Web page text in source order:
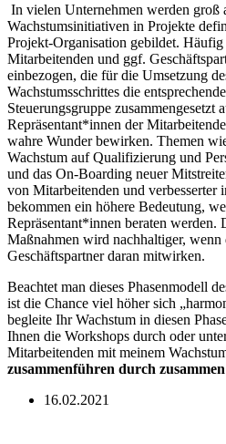
In vielen Unternehmen werden groß
Wachstumsinitiativen in Projekte
Projekt-Organisation gebildet.
Mitarbeitenden und ggf.
einbezogen, die für die Umsetzung
Wachstumsschrittes die
Steuerungsgruppe zusammengesetzt
Repräsentant*innen der
wahre Wunder bewirken. Themen
Wachstum auf Qualifizierung und
und das On-Boarding neuer
von Mitarbeitenden und verbesserter
bekommen ein höhere Bedeutung,
Repräsentant*innen beraten werden.
Maßnahmen wird nachhaltiger,
Geschäftspartner daran mitwirken.
Beachtet man dieses Phasenmodell
ist die Chance viel höher sich
begleite Ihr Wachstum in diesen
Ihnen die Workshops durch oder
Mitarbeitenden mit meinem
zusammenführen durch
16.02.2021